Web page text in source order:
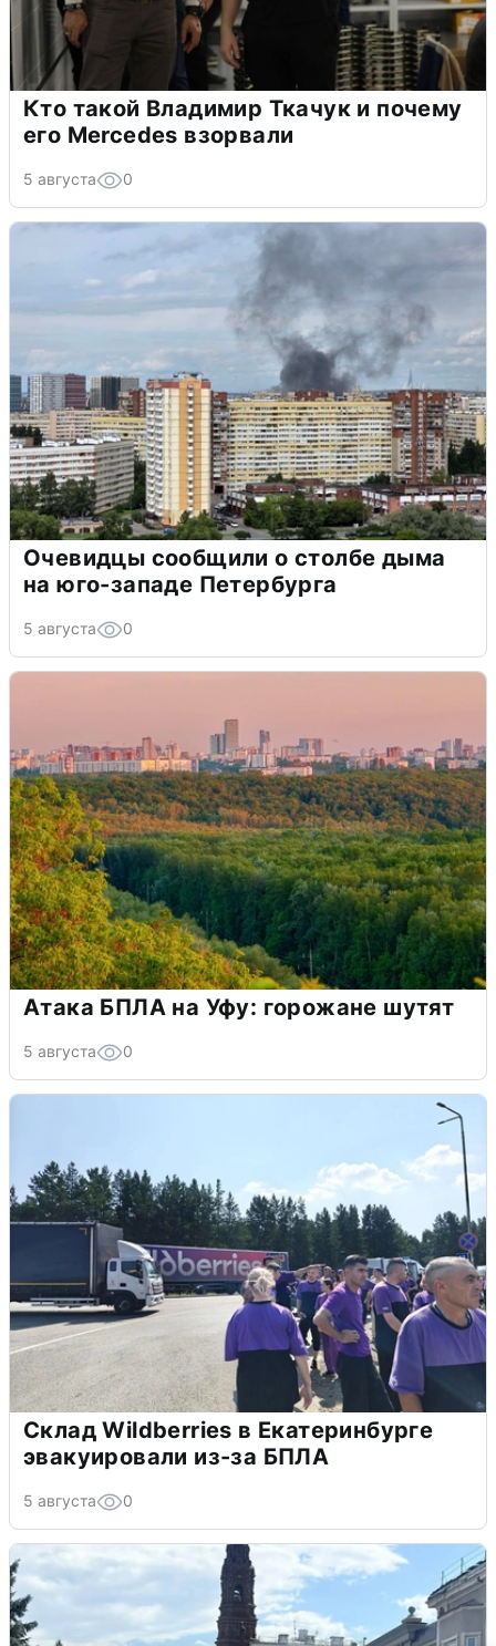
Кто такой Владимир Ткачук и почему
его Mercedes взорвали
5 августа 0
Очевидцы сообщили о столбе дыма
на юго-западе Петербурга
5 августа 0
Атака БПЛА на Уфу: горожане шутят
5 августа 0
Склад Wildberries в Екатеринбурге
эвакуировали из-за БПЛА
5 августа 0